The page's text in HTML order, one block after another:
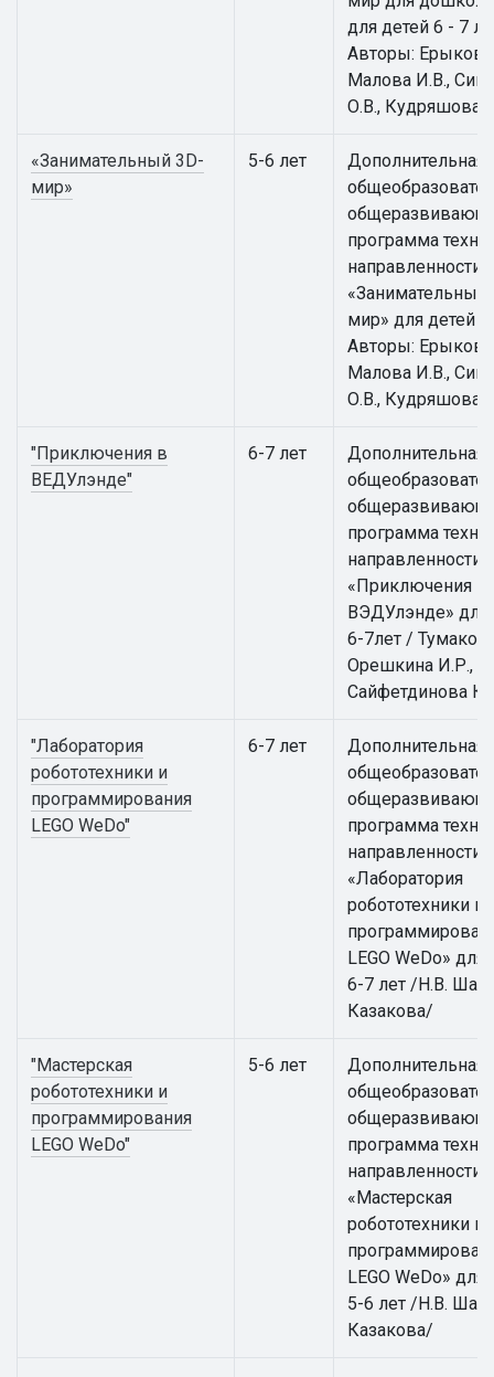
для детей 6 - 7
Авторы: Ерыкова
Малова И.В.,
О.В., Кудряшова
«Занимательный 3D-
мир»
5-6 лет
Дополнительная
программа
направленности
«Занимательный
мир» для детей 5
Авторы: Ерыкова
Малова И.В.,
О.В., Кудряшова
"Приключения в
ВЕДУлэнде"
6-7 лет
Дополнительная
программа
направленности
«Приключения в
ВЭДУлэнде» для
6-7лет /
Орешкина И.Р.,
Сайфетдинова
"Лаборатория
робототехники и
программирования
LEGO WeDo"
6-7 лет
Дополнительная
программа
направленности
«Лаборатория
робототехники и
LEGO WeDo» для
6-7 лет /Н.В.
Казакова/
"Мастерская
робототехники и
программирования
LEGO WeDo"
5-6 лет
Дополнительная
программа
направленности
«Мастерская
робототехники и
LEGO WeDo» для
5-6 лет /Н.В.
Казакова/